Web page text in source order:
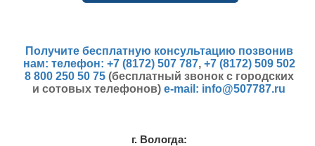
Получите бесплатную консультацию позвонив
нам: телефон: +7 (8172) 507 787, +7 (8172) 509 502
8 800 250 50 75 (бесплатный звонок с городских
и сотовых телефонов) e-mail: info@507787.ru
г. Вологда: